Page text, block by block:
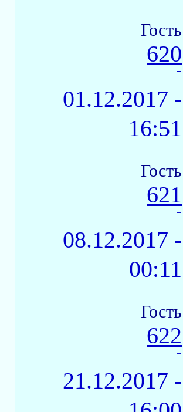
Гость
620
-
01.12.2017 -
16:51
Гость
621
-
08.12.2017 -
00:11
Гость
622
-
21.12.2017 -